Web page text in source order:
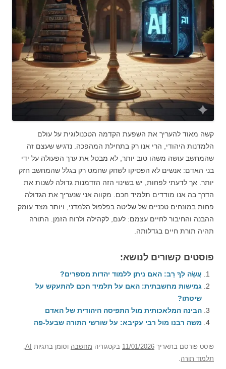
קשה מאוד להעריך את השפעת הקדמה הטכנולוגית על עולם
הלמדנות היהודי, הרי אנו רק בתחילת המהפכה. נדגיש שעצם זה
שהמחשב עושה משהו טוב יותר, לא מבטל את ערך הפעולה על ידי
בני האדם: אנשים לא הפסיקו לשחק שחמט רק בגלל שהמחשב חזק
יותר. אך לדעתי לפחות, יש בשינוי הזה הזדמנות גדולה לשנות את
הדרך בה אנו מודדים תלמיד חכם. מקווה אני שנעריך את הגדולה
פחות במונחים טכניים של שליטה בפלפול הלמדני, ויותר מצד עומק
ההבנה והחיבור לחיים עצמם: לעם, לקהילה ולרוח הזמן. התורה
תהיה תורת חיים בגדלותה.
פוסטים קשורים לנושא:
עֲשֵׂה לְךָ רַב: האם ניתן ללמוד יהדות מספרים?
גמישות מחשבתית: האם על תלמיד חכם להתעקש על
שיטתו?
הבינה המלאכותית מול התפיסה היהודית של האדם
משה רבנו מול רבי עקיבא: על שורשי התורה שבעל-פה
פוסט פורסם בתאריך 11/01/2026 בקטגוריה מחשבה וסומן בתגיות AI
תלמוד תורה